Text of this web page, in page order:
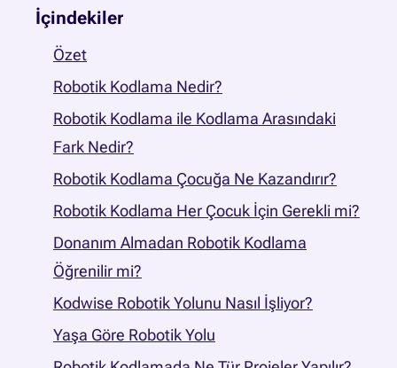
İçindekiler
Özet
Robotik Kodlama Nedir?
Robotik Kodlama ile Kodlama Arasındaki
Fark Nedir?
Robotik Kodlama Çocuğa Ne Kazandırır?
Robotik Kodlama Her Çocuk İçin Gerekli mi?
Donanım Almadan Robotik Kodlama
Öğrenilir mi?
Kodwise Robotik Yolunu Nasıl İşliyor?
Yaşa Göre Robotik Yolu